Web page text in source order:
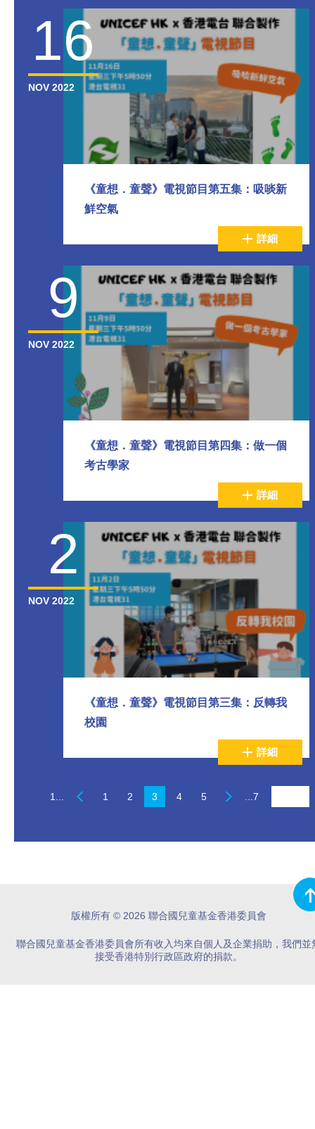
16
NOV 2022
《童想．童聲》電視節目第五集：吸啖新
鮮空氣
詳細
9
NOV 2022
《童想．童聲》電視節目第四集：做一個
考古學家
詳細
2
NOV 2022
《童想．童聲》電視節目第三集：反轉我
校園
詳細
1... 1 2 3 4 5 ...7
版權所有 © 2026 聯合國兒童基金香港委員會
聯合國兒童基金香港委員會所有收入均來自個人及企業捐助，我們並
接受香港特別行政區政府的捐款。